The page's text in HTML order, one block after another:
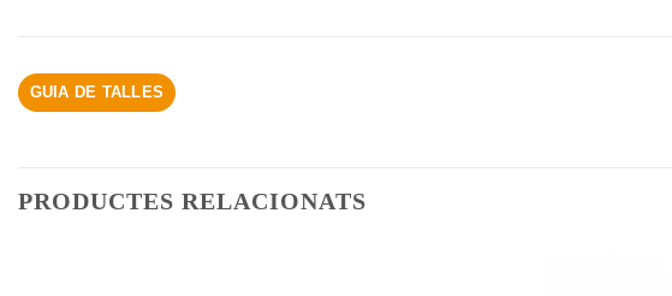
GUIA DE TALLES
PRODUCTES RELACIONATS